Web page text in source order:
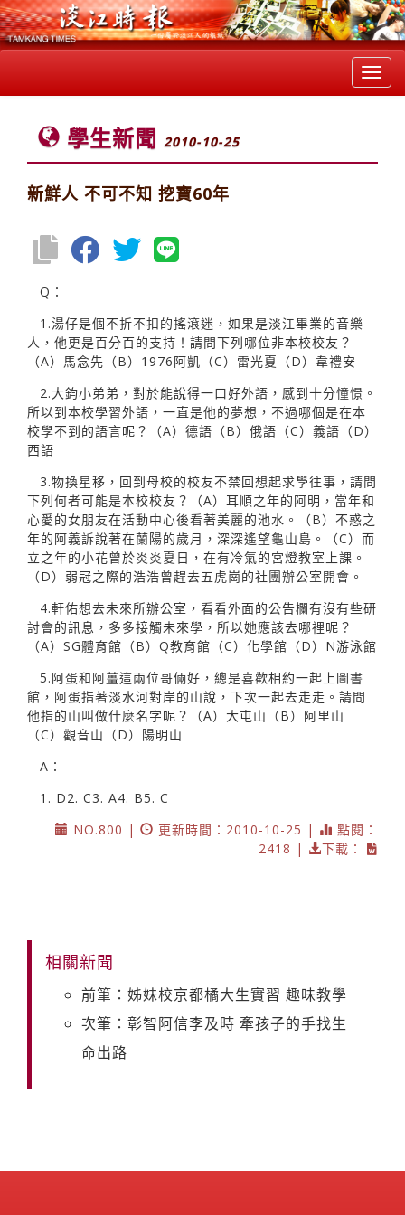
學生新聞 2010-10-25
新鮮人 不可不知 挖寶60年
Q：
1.湯仔是個不折不扣的搖滾迷，如果是淡江畢業的音樂
人，他更是百分百的支持！請問下列哪位非本校校友？
（A）馬念先（B）1976阿凱（C）雷光夏（D）韋禮安
2.大鈞小弟弟，對於能說得一口好外語，感到十分憧憬。
所以到本校學習外語，一直是他的夢想，不過哪個是在本
校學不到的語言呢？（A）德語（B）俄語（C）義語（D）
西語
3.物換星移，回到母校的校友不禁回想起求學往事，請問
下列何者可能是本校校友？（A）耳順之年的阿明，當年和
心愛的女朋友在活動中心後看著美麗的池水。（B）不惑之
年的阿義訴說著在蘭陽的歲月，深深遙望龜山島。（C）而
立之年的小花曾於炎炎夏日，在有冷氣的宮燈教室上課。
（D）弱冠之際的浩浩曾趕去五虎崗的社團辦公室開會。
4.軒佑想去未來所辦公室，看看外面的公告欄有沒有些研
討會的訊息，多多接觸未來學，所以她應該去哪裡呢？
（A）SG體育館（B）Q教育館（C）化學館（D）N游泳館
5.阿蛋和阿薑這兩位哥倆好，總是喜歡相約一起上圖書
館，阿蛋指著淡水河對岸的山說，下次一起去走走。請問
他指的山叫做什麼名字呢？（A）大屯山（B）阿里山
（C）觀音山（D）陽明山
A：
1. D2. C3. A4. B5. C
NO.800 |
更新時間：2010-10-25 |
點閱：
2418 |
下載：
相關新聞
前筆：姊妹校京都橘大生實習 趣味教學
次筆：彰智阿信李及時 牽孩子的手找生
命出路